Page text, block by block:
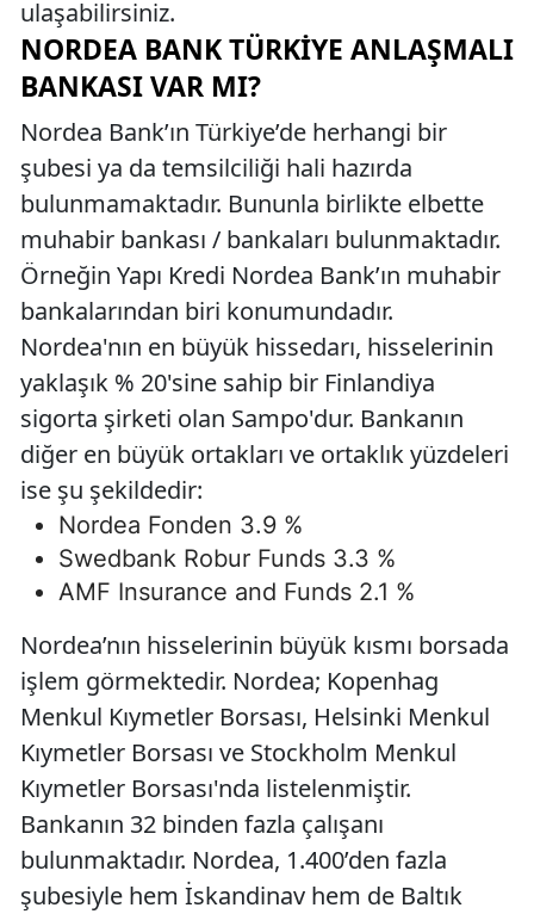
ulaşabilirsiniz.
NORDEA BANK TÜRKIYE ANLAŞMALI
BANKASI VAR MI?
Nordea Bank’ın Türkiye’de herhangi bir
şubesi ya da temsilciliği hali hazırda
bulunmamaktadır. Bununla birlikte elbette
muhabir bankası / bankaları bulunmaktadır.
Örneğin Yapı Kredi Nordea Bank’ın muhabir
bankalarından biri konumundadır.
Nordea'nın en büyük hissedarı, hisselerinin
yaklaşık % 20'sine sahip bir Finlandiya
sigorta şirketi olan Sampo'dur. Bankanın
diğer en büyük ortakları ve ortaklık yüzdeleri
ise şu şekildedir:
Nordea Fonden 3.9 %
Swedbank Robur Funds 3.3 %
AMF Insurance and Funds 2.1 %
Nordea’nın hisselerinin büyük kısmı borsada
işlem görmektedir. Nordea; Kopenhag
Menkul Kıymetler Borsası, Helsinki Menkul
Kıymetler Borsası ve Stockholm Menkul
Kıymetler Borsası'nda listelenmiştir.
Bankanın 32 binden fazla çalışanı
bulunmaktadır. Nordea, 1.400’den fazla
şubesiyle hem İskandinav hem de Baltık